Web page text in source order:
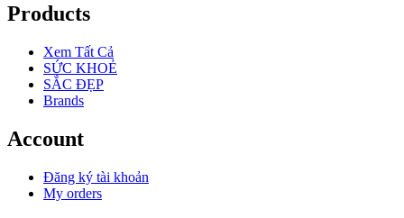
Products
Xem Tất Cả
SỨC KHOẺ
SẮC ĐẸP
Brands
Account
Đăng ký tài khoản
My orders